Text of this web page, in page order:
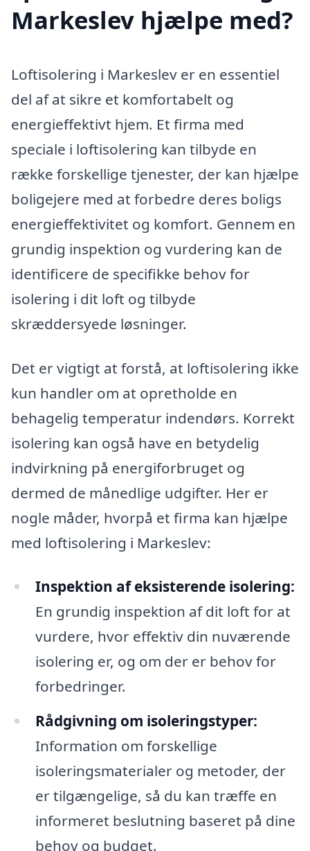
Markeslev hjælpe med?
Loftisolering i Markeslev er en essentiel
del af at sikre et komfortabelt og
energieffektivt hjem. Et firma med
speciale i loftisolering kan tilbyde en
række forskellige tjenester, der kan hjælpe
boligejere med at forbedre deres boligs
energieffektivitet og komfort. Gennem en
grundig inspektion og vurdering kan de
identificere de specifikke behov for
isolering i dit loft og tilbyde
skræddersyede løsninger.
Det er vigtigt at forstå, at loftisolering ikke
kun handler om at opretholde en
behagelig temperatur indendørs. Korrekt
isolering kan også have en betydelig
indvirkning på energiforbruget og
dermed de månedlige udgifter. Her er
nogle måder, hvorpå et firma kan hjælpe
med loftisolering i Markeslev:
Inspektion af eksisterende isolering:
En grundig inspektion af dit loft for at
vurdere, hvor effektiv din nuværende
isolering er, og om der er behov for
forbedringer.
Rådgivning om isoleringstyper:
Information om forskellige
isoleringsmaterialer og metoder, der
er tilgængelige, så du kan træffe en
informeret beslutning baseret på dine
behov og budget.